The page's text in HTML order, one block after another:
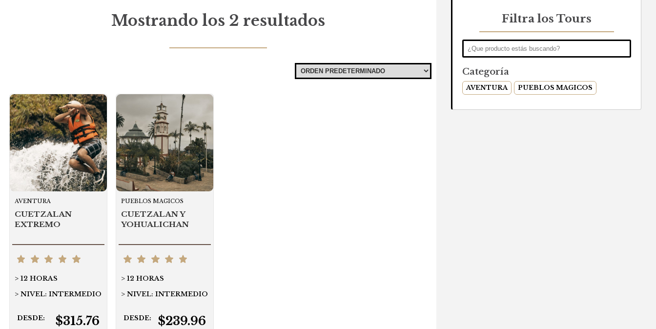
Mostrando los 2 resultados
AVENTURA
CUETZALAN
EXTREMO
12 HORAS
NIVEL: INTERMEDIO
DESDE: $315.76
PUEBLOS MAGICOS
CUETZALAN Y
YOHUALICHAN
12 HORAS
NIVEL: INTERMEDIO
DESDE: $239.96
Filtra los Tours
Categoría
AVENTURA PUEBLOS MAGICOS